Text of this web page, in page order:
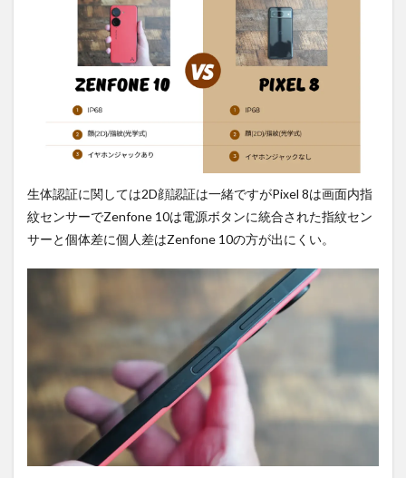
生体認証に関しては2D顔認証は一緒ですがPixel 8は画面内指
紋センサーでZenfone 10は電源ボタンに統合された指紋セン
サーと個体差に個人差はZenfone 10の方が出にくい。